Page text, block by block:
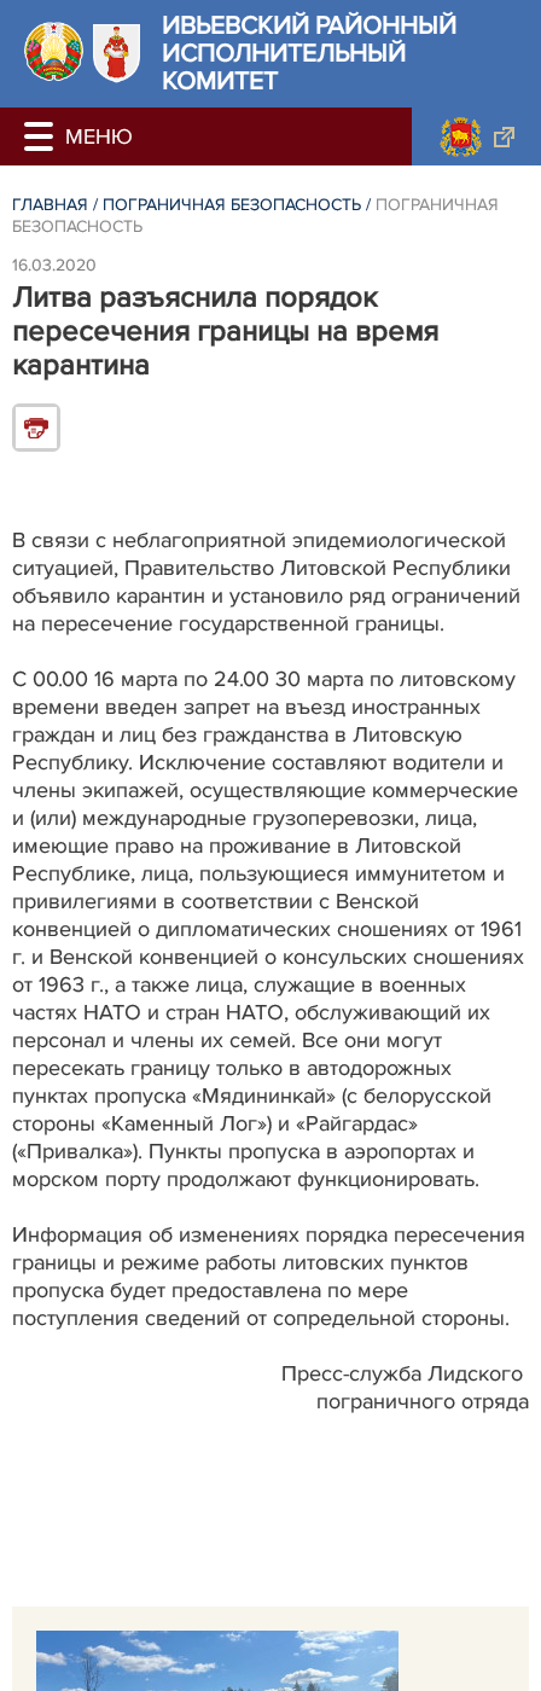
ИВЬЕВСКИЙ РАЙОННЫЙ
ИСПОЛНИТЕЛЬНЫЙ
КОМИТЕТ
ГЛАВНАЯ / ПОГРАНИЧНАЯ БЕЗОПАСНОСТЬ / ПОГРАНИЧНАЯ
БЕЗОПАСНОСТЬ
16.03.2020
Литва разъяснила порядок
пересечения границы на время
карантина
В связи с неблагоприятной эпидемиологической
ситуацией, Правительство Литовской Республики
объявило карантин и установило ряд ограничений
на пересечение государственной границы.
С 00.00 16 марта по 24.00 30 марта по литовскому
времени введен запрет на въезд иностранных
граждан и лиц без гражданства в Литовскую
Республику. Исключение составляют водители и
члены экипажей, осуществляющие коммерческие
и (или) международные грузоперевозки, лица,
имеющие право на проживание в Литовской
Республике, лица, пользующиеся иммунитетом и
привилегиями в соответствии с Венской
конвенцией о дипломатических сношениях от 1961
г. и Венской конвенцией о консульских сношениях
от 1963 г., а также лица, служащие в военных
частях НАТО и стран НАТО, обслуживающий их
персонал и члены их семей. Все они могут
пересекать границу только в автодорожных
пунктах пропуска «Мядининкай» (с белорусской
стороны «Каменный Лог») и «Райгардас»
(«Привалка»). Пункты пропуска в аэропортах и
морском порту продолжают функционировать.
Информация об изменениях порядка пересечения
границы и режиме работы литовских пунктов
пропуска будет предоставлена по мере
поступления сведений от сопредельной стороны.
Пресс-служба Лидского
пограничного отряда